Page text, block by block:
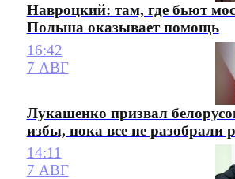
Навроцкий: там, где бьют
Польша оказывает помощь
16:42
7 АВГ
Лукашенко призвал
избы, пока все не разобрали
14:11
7 АВГ